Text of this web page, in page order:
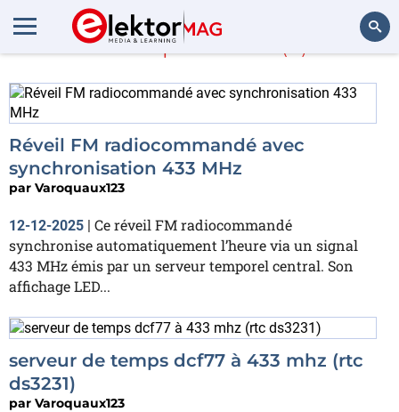
Varoquaux123
Réveil FM radiocommandé avec
synchronisation 433 MHz
par Varoquaux123
12-12-2025 | Ce réveil FM radiocommandé
synchronise automatiquement l’heure via un signal
433 MHz émis par un serveur temporel central. Son
affichage LED...
serveur de temps dcf77 à 433 mhz (rtc
ds3231)
par Varoquaux123